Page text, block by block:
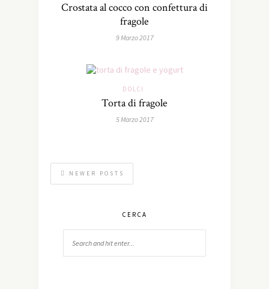
Crostata al cocco con confettura di
fragole
9 Marzo 2017
DOLCI
Torta di fragole
5 Marzo 2017
NEWER POSTS
CERCA